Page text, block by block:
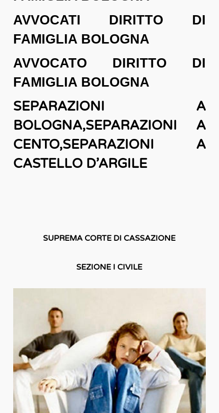
AVVOCATI DIRITTO DI
FAMIGLIA BOLOGNA
AVVOCATO DIRITTO DI
FAMIGLIA BOLOGNA
SEPARAZIONI A
BOLOGNA,SEPARAZIONI A
CENTO,SEPARAZIONI A
CASTELLO D’ARGILE
SUPREMA CORTE DI CASSAZIONE
SEZIONE I CIVILE